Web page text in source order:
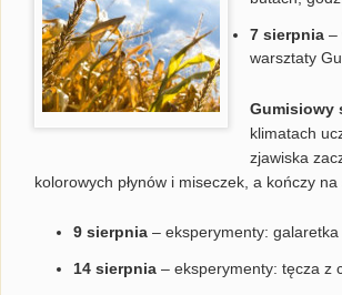
7 sierpnia –
warsztaty
Gumisiowy
klimatach
zjawiska
kolorowych płynów i miseczek, a kończy
9 sierpnia – eksperymenty:
14 sierpnia – eksperymenty: tęcza z